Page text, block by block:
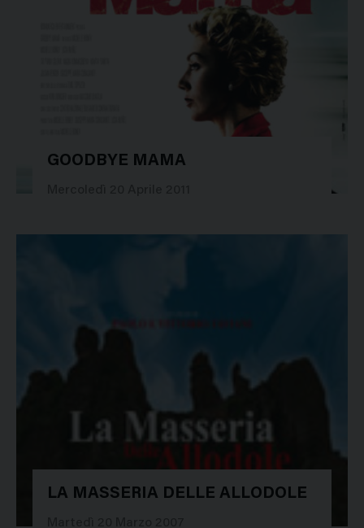
GOODBYE MAMA
LA MASSERIA DELLE ALLODOLE